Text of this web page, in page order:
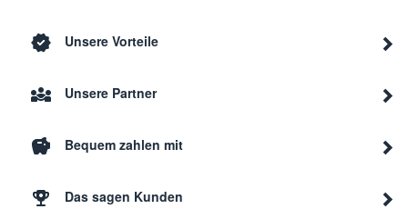
Unsere Vorteile
Unsere Partner
Bequem zahlen mit
Das sagen Kunden